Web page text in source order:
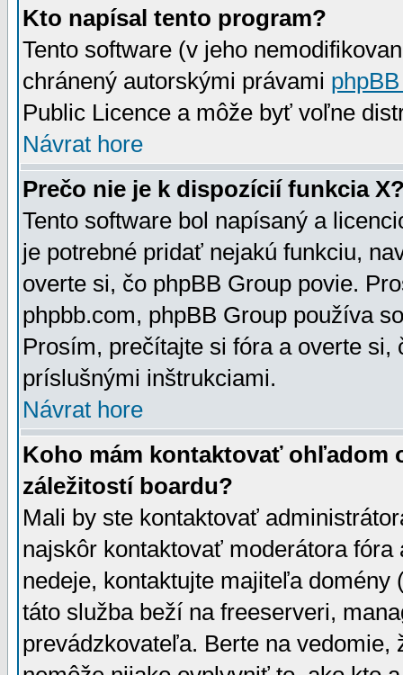
Kto napísal tento program?
Tento software (v jeho
chránený autorskými právami
Public Licence a môže byť voľne
Návrat hore
Prečo nie je k dispozícií funkcia
Tento software bol napísaný a
je potrebné pridať nejakú funkciu,
overte si, čo phpBB Group povie.
phpbb.com, phpBB Group používa
Prosím, prečítajte si fóra a overte
príslušnými inštrukciami.
Návrat hore
Koho mám kontaktovať ohľadom
záležitostí boardu?
Mali by ste kontaktovať
najskôr kontaktovať moderátora
nedeje, kontaktujte majiteľa
táto služba beží na freeserveri,
prevádzkovateľa. Berte na vedomie,